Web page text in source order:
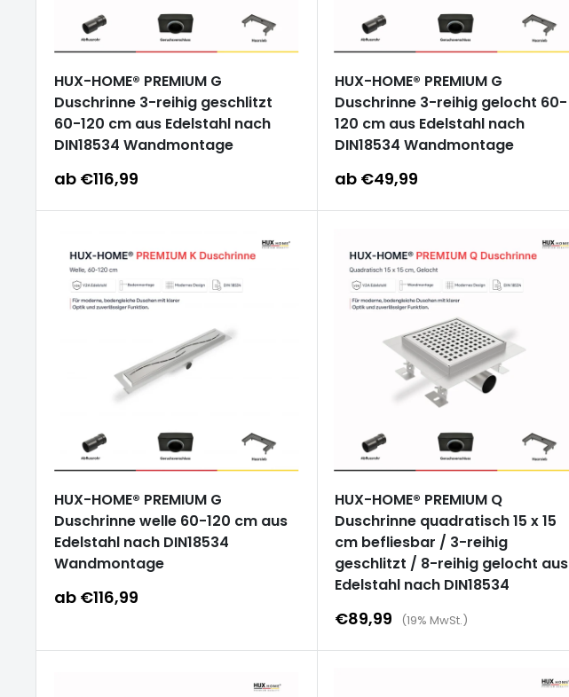
HUX-HOME® PREMIUM G
Duschrinne 3-reihig geschlitzt
60-120 cm aus Edelstahl nach
DIN18534 Wandmontage
Sonderpreis
ab €116,99
HUX-HOME® PREMIUM G
Duschrinne 3-reihig gelocht 60-
120 cm aus Edelstahl nach
DIN18534 Wandmontage
Sonderpreis
ab €49,99
HUX-HOME® PREMIUM G
Duschrinne welle 60-120 cm aus
Edelstahl nach DIN18534
Wandmontage
Sonderpreis
ab €116,99
HUX-HOME® PREMIUM Q
Duschrinne quadratisch 15 x 15
cm befliesbar / 3-reihig
geschlitzt / 8-reihig gelocht aus
Edelstahl nach DIN18534
Sonderpreis
€89,99 (19% MwSt.)